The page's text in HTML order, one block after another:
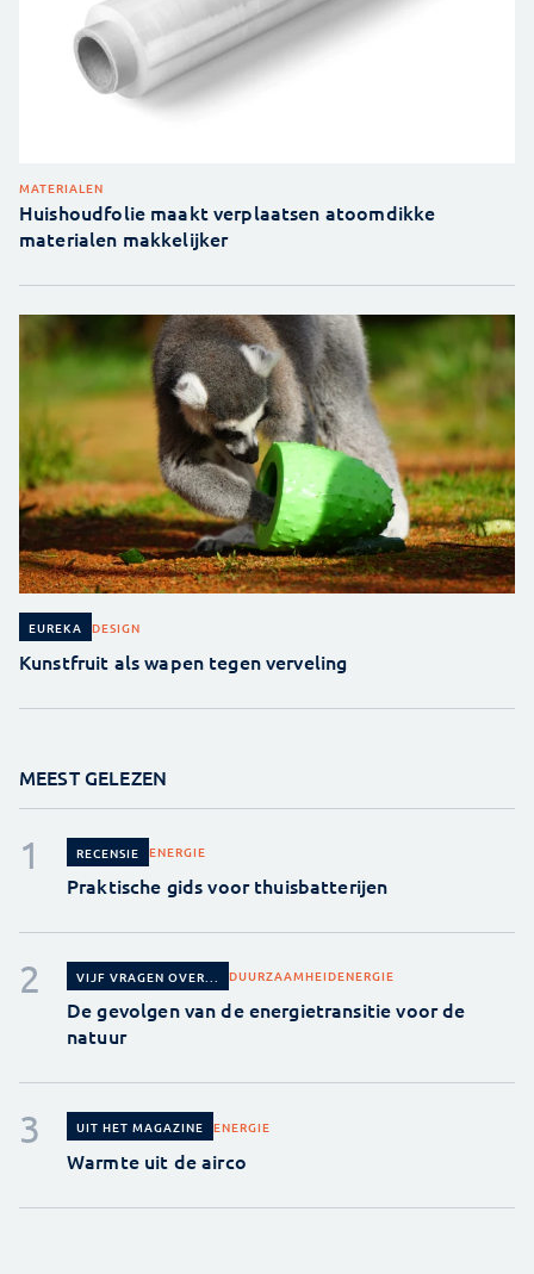
MATERIALEN
Huishoudfolie maakt verplaatsen atoomdikke
materialen makkelijker
EUREKA DESIGN
Kunstfruit als wapen tegen verveling
MEEST GELEZEN
RECENSIE ENERGIE
Praktische gids voor thuisbatterijen
VIJF VRAGEN OVER... DUURZAAMHEIDENERGIE
De gevolgen van de energietransitie voor de
natuur
UIT HET MAGAZINE ENERGIE
Warmte uit de airco